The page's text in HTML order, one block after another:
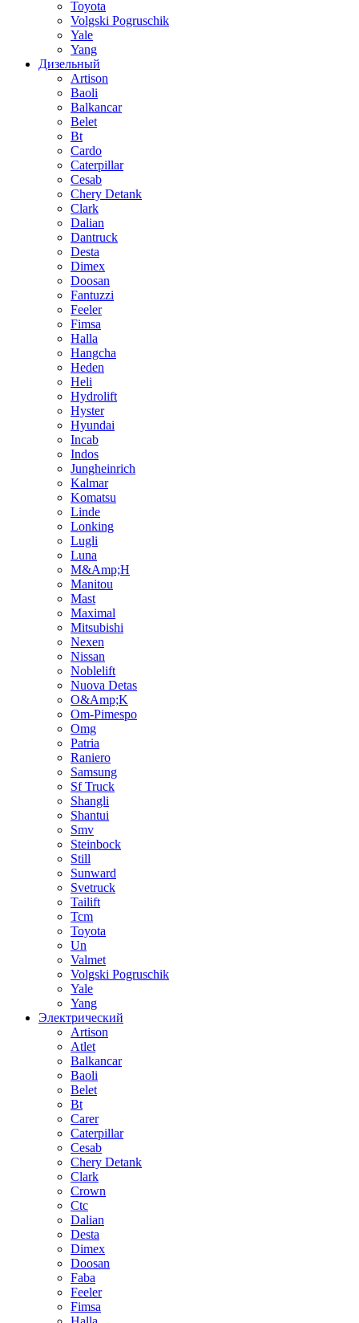
Toyota
Volgski Pogruschik
Yale
Yang
Дизельный
Artison
Baoli
Balkancar
Belet
Bt
Cardo
Caterpillar
Cesab
Chery Detank
Clark
Dalian
Dantruck
Desta
Dimex
Doosan
Fantuzzi
Feeler
Fimsa
Halla
Hangcha
Heden
Heli
Hydrolift
Hyster
Hyundai
Incab
Indos
Jungheinrich
Kalmar
Komatsu
Linde
Lonking
Lugli
Luna
M&Amp;H
Manitou
Mast
Maximal
Mitsubishi
Nexen
Nissan
Noblelift
Nuova Detas
O&Amp;K
Om-Pimespo
Omg
Patria
Raniero
Samsung
Sf Truck
Shangli
Shantui
Smv
Steinbock
Still
Sunward
Svetruck
Tailift
Tcm
Toyota
Un
Valmet
Volgski Pogruschik
Yale
Yang
Электрический
Artison
Atlet
Balkancar
Baoli
Belet
Bt
Carer
Caterpillar
Cesab
Chery Detank
Clark
Crown
Ctc
Dalian
Desta
Dimex
Doosan
Faba
Feeler
Fimsa